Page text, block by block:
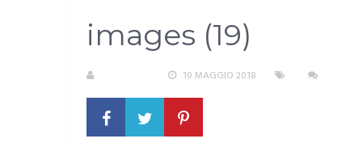
images (19)
10 MAGGIO 2018